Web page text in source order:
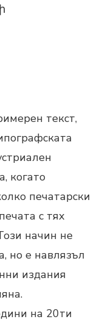
текст,
когато
печатарски
с тях
начин не
но е навлязъл
издания
на 20ти